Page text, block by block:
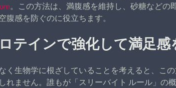
。この方法は、満腹感を維持し、砂糖など
腹感を防ぐのに役立ちます。
テインで強化して満足感
く生物学に根ざしていることを考えると、こ
れません。誰もが「スリーバイト ルール」の